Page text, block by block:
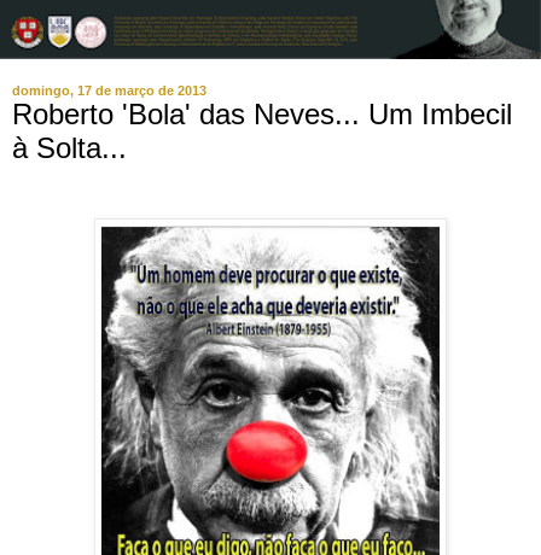
domingo, 17 de março de 2013
Roberto 'Bola' das Neves... Um Imbecil
à Solta...